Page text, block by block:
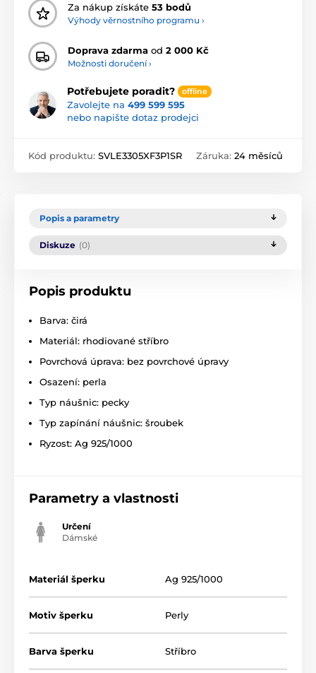
Za nákup získáte 53 bodů
Výhody věrnostního programu ›
Doprava zdarma od 2 000 Kč
Možnosti doručení ›
Potřebujete poradit? offline
Zavolejte na 499 599 595
nebo napište dotaz prodejci
Kód produktu: SVLE3305XF3P1SR Záruka: 24 měsíců
Popis a parametry
Diskuze (0)
Popis produktu
Barva: čirá
Materiál: rhodiované stříbro
Povrchová úprava: bez povrchové úpravy
Osazení: perla
Typ náušnic: pecky
Typ zapínání náušnic: šroubek
Ryzost: Ag 925/1000
Parametry a vlastnosti
Určení
Dámské
Materiál šperku Ag 925/1000
Motiv šperku Perly
Barva šperku Stříbro